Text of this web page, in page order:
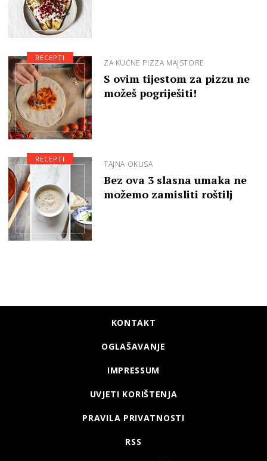
ZA KUĆNE PIZZA MAJSTORE
S ovim tijestom za pizzu ne
možeš pogriješiti!
RECEPTI
TAJNA OKUSA
Bez ova 3 slasna umaka ne
možemo zamisliti roštilj
RECEPTI
KONTAKT
OGLAŠAVANJE
IMPRESSUM
UVJETI KORIŠTENJA
PRAVILA PRIVATNOSTI
RSS